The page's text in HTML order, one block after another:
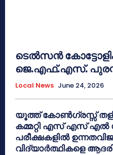
ടെൽസൻ
ജെ.എഫ്.എസ്.
Local News June 24, 2026
യൂത്ത് കോൺഗ്രസ്സ്
കമ്മറ്റി എസ് എസ്
പരീക്ഷകളിൽ
വിദ്യാർത്ഥികളെ